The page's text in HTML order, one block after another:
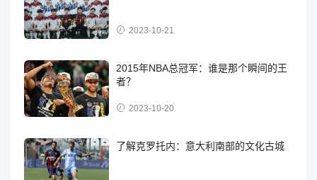
2023-10-21
2015年NBA总冠军：谁是那个瞬间的王
者？
2023-10-20
了解克罗托内：意大利南部的文化古城